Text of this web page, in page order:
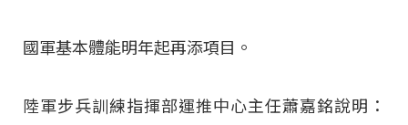
國軍基本體能明年起再添項目。
陸軍步兵訓練指揮部運推中心主任蕭嘉銘說明：